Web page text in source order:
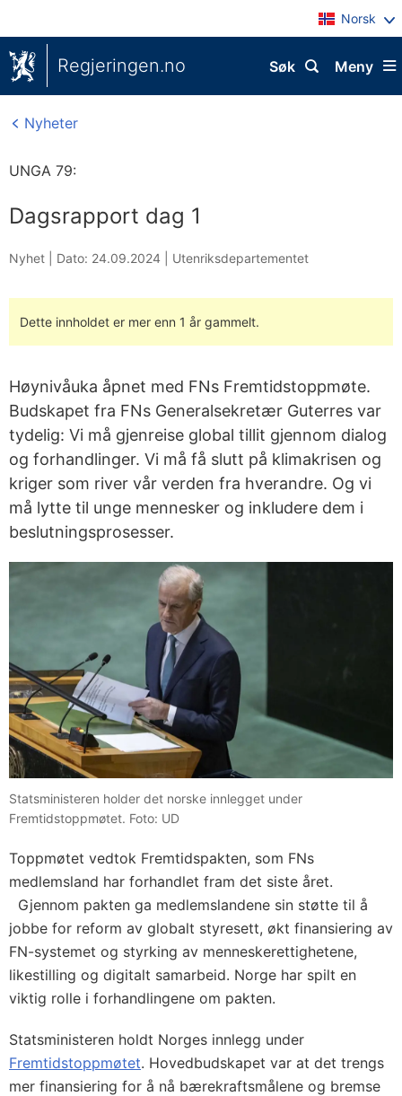
Norsk
Regjeringen.no Meny
Søk
Nyheter
UNGA 79:
Dagsrapport dag 1
Nyhet | Dato: 24.09.2024 Utenriksdepartementet
Dette innholdet er mer enn 1 år gammelt.
Høynivåuka åpnet med FNs Fremtidstoppmøte.
Budskapet fra FNs Generalsekretær Guterres var
tydelig: Vi må gjenreise global tillit gjennom dialog
og forhandlinger. Vi må få slutt på klimakrisen og
kriger som river vår verden fra hverandre. Og vi
må lytte til unge mennesker og inkludere dem i
beslutningsprosesser.
Statsministeren holder det norske innlegget under
Fremtidstoppmøtet. Foto: UD
Toppmøtet vedtok Fremtidspakten, som FNs
medlemsland har forhandlet fram det siste året.
Gjennom pakten ga medlemslandene sin støtte til å
jobbe for reform av globalt styresett, økt finansiering av
FN-systemet og styrking av menneskerettighetene,
likestilling og digitalt samarbeid. Norge har spilt en
viktig rolle i forhandlingene om pakten.
Statsministeren holdt Norges innlegg under
Fremtidstoppmøtet. Hovedbudskapet var at det trengs
mer finansiering for å nå bærekraftsmålene og bremse